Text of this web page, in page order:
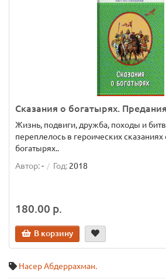
Сказания о богатырях.
Жизнь, подвиги, дружба, походы и
переплелось в героических сказаниях
богатырях..
Автор:- Год: 2018
180.00 р.
В корзину
Насер Абдеррахман.